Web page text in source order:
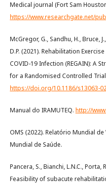
Medical journal (Fort Sam
https://www.researchgate.net/
McGregor, G., Sandhu, H., Bruce,
D.P. (2021). Rehabilitation
COVID-19 Infection (REGAIN): A
for a Randomised Controlled
https://doi.org/10.1186/s13063-
Manual do IRAMUTEQ. http://
OMS (2022). Relatório Mundial
Mundial de Saúde.
Pancera, S., Bianchi, L.N.C., Porta,
Feasibility of subacute